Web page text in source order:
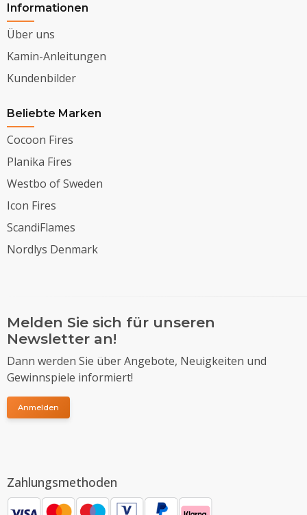
Informationen
Über uns
Kamin-Anleitungen
Kundenbilder
Beliebte Marken
Cocoon Fires
Planika Fires
Westbo of Sweden
Icon Fires
ScandiFlames
Nordlys Denmark
Melden Sie sich für unseren
Newsletter an!
Dann werden Sie über Angebote, Neuigkeiten und
Gewinnspiele informiert!
Anmelden
Zahlungsmethoden